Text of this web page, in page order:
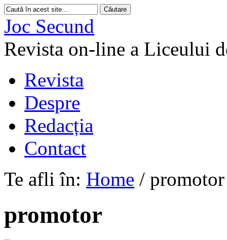
Joc Secund
Revista on-line a Liceului
Revista
Despre
Redacția
Contact
Te afli în: Home / promotor
promotor